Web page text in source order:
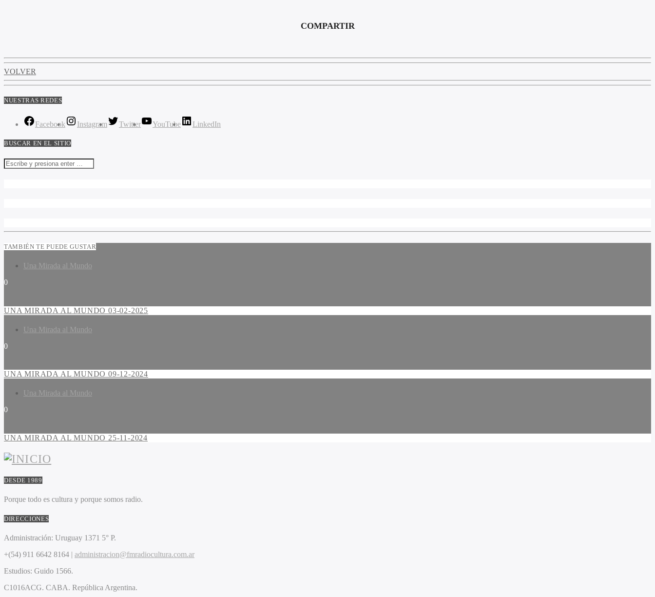
COMPARTIR
VOLVER
NUESTRAS REDES
Facebook Instagram Twitter YouTube LinkedIn
BUSCAR EN EL SITIO
TAMBIÉN TE PUEDE GUSTAR
Una Mirada al Mundo
0
UNA MIRADA AL MUNDO 03-02-2025
Una Mirada al Mundo
0
UNA MIRADA AL MUNDO 09-12-2024
Una Mirada al Mundo
0
UNA MIRADA AL MUNDO 25-11-2024
DESDE 1989
Porque todo es cultura y porque somos radio.
DIRECCIONES
Administración: Uruguay 1371 5° P.
+(54) 911 6642 8164 | administracion@fmradiocultura.com.ar
Estudios: Guido 1566.
C1016ACG. CABA. República Argentina.